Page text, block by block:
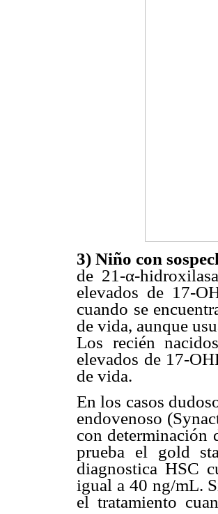
3) Niño con
de 21-α-
elevados de 17-
cuando se
de vida, aunque
Los recién
elevados de 17-
de vida.
En los casos
endovenoso
con determinación
prueba el gold
diagnostica HSC
igual a 40 ng/mL.
el tratamiento